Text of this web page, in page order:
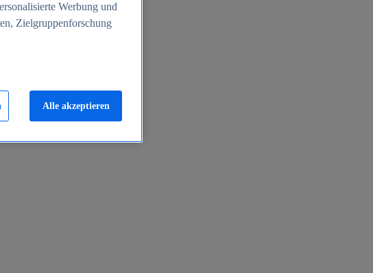
Werbung und
Zielgruppenforschung
Alle akzeptieren